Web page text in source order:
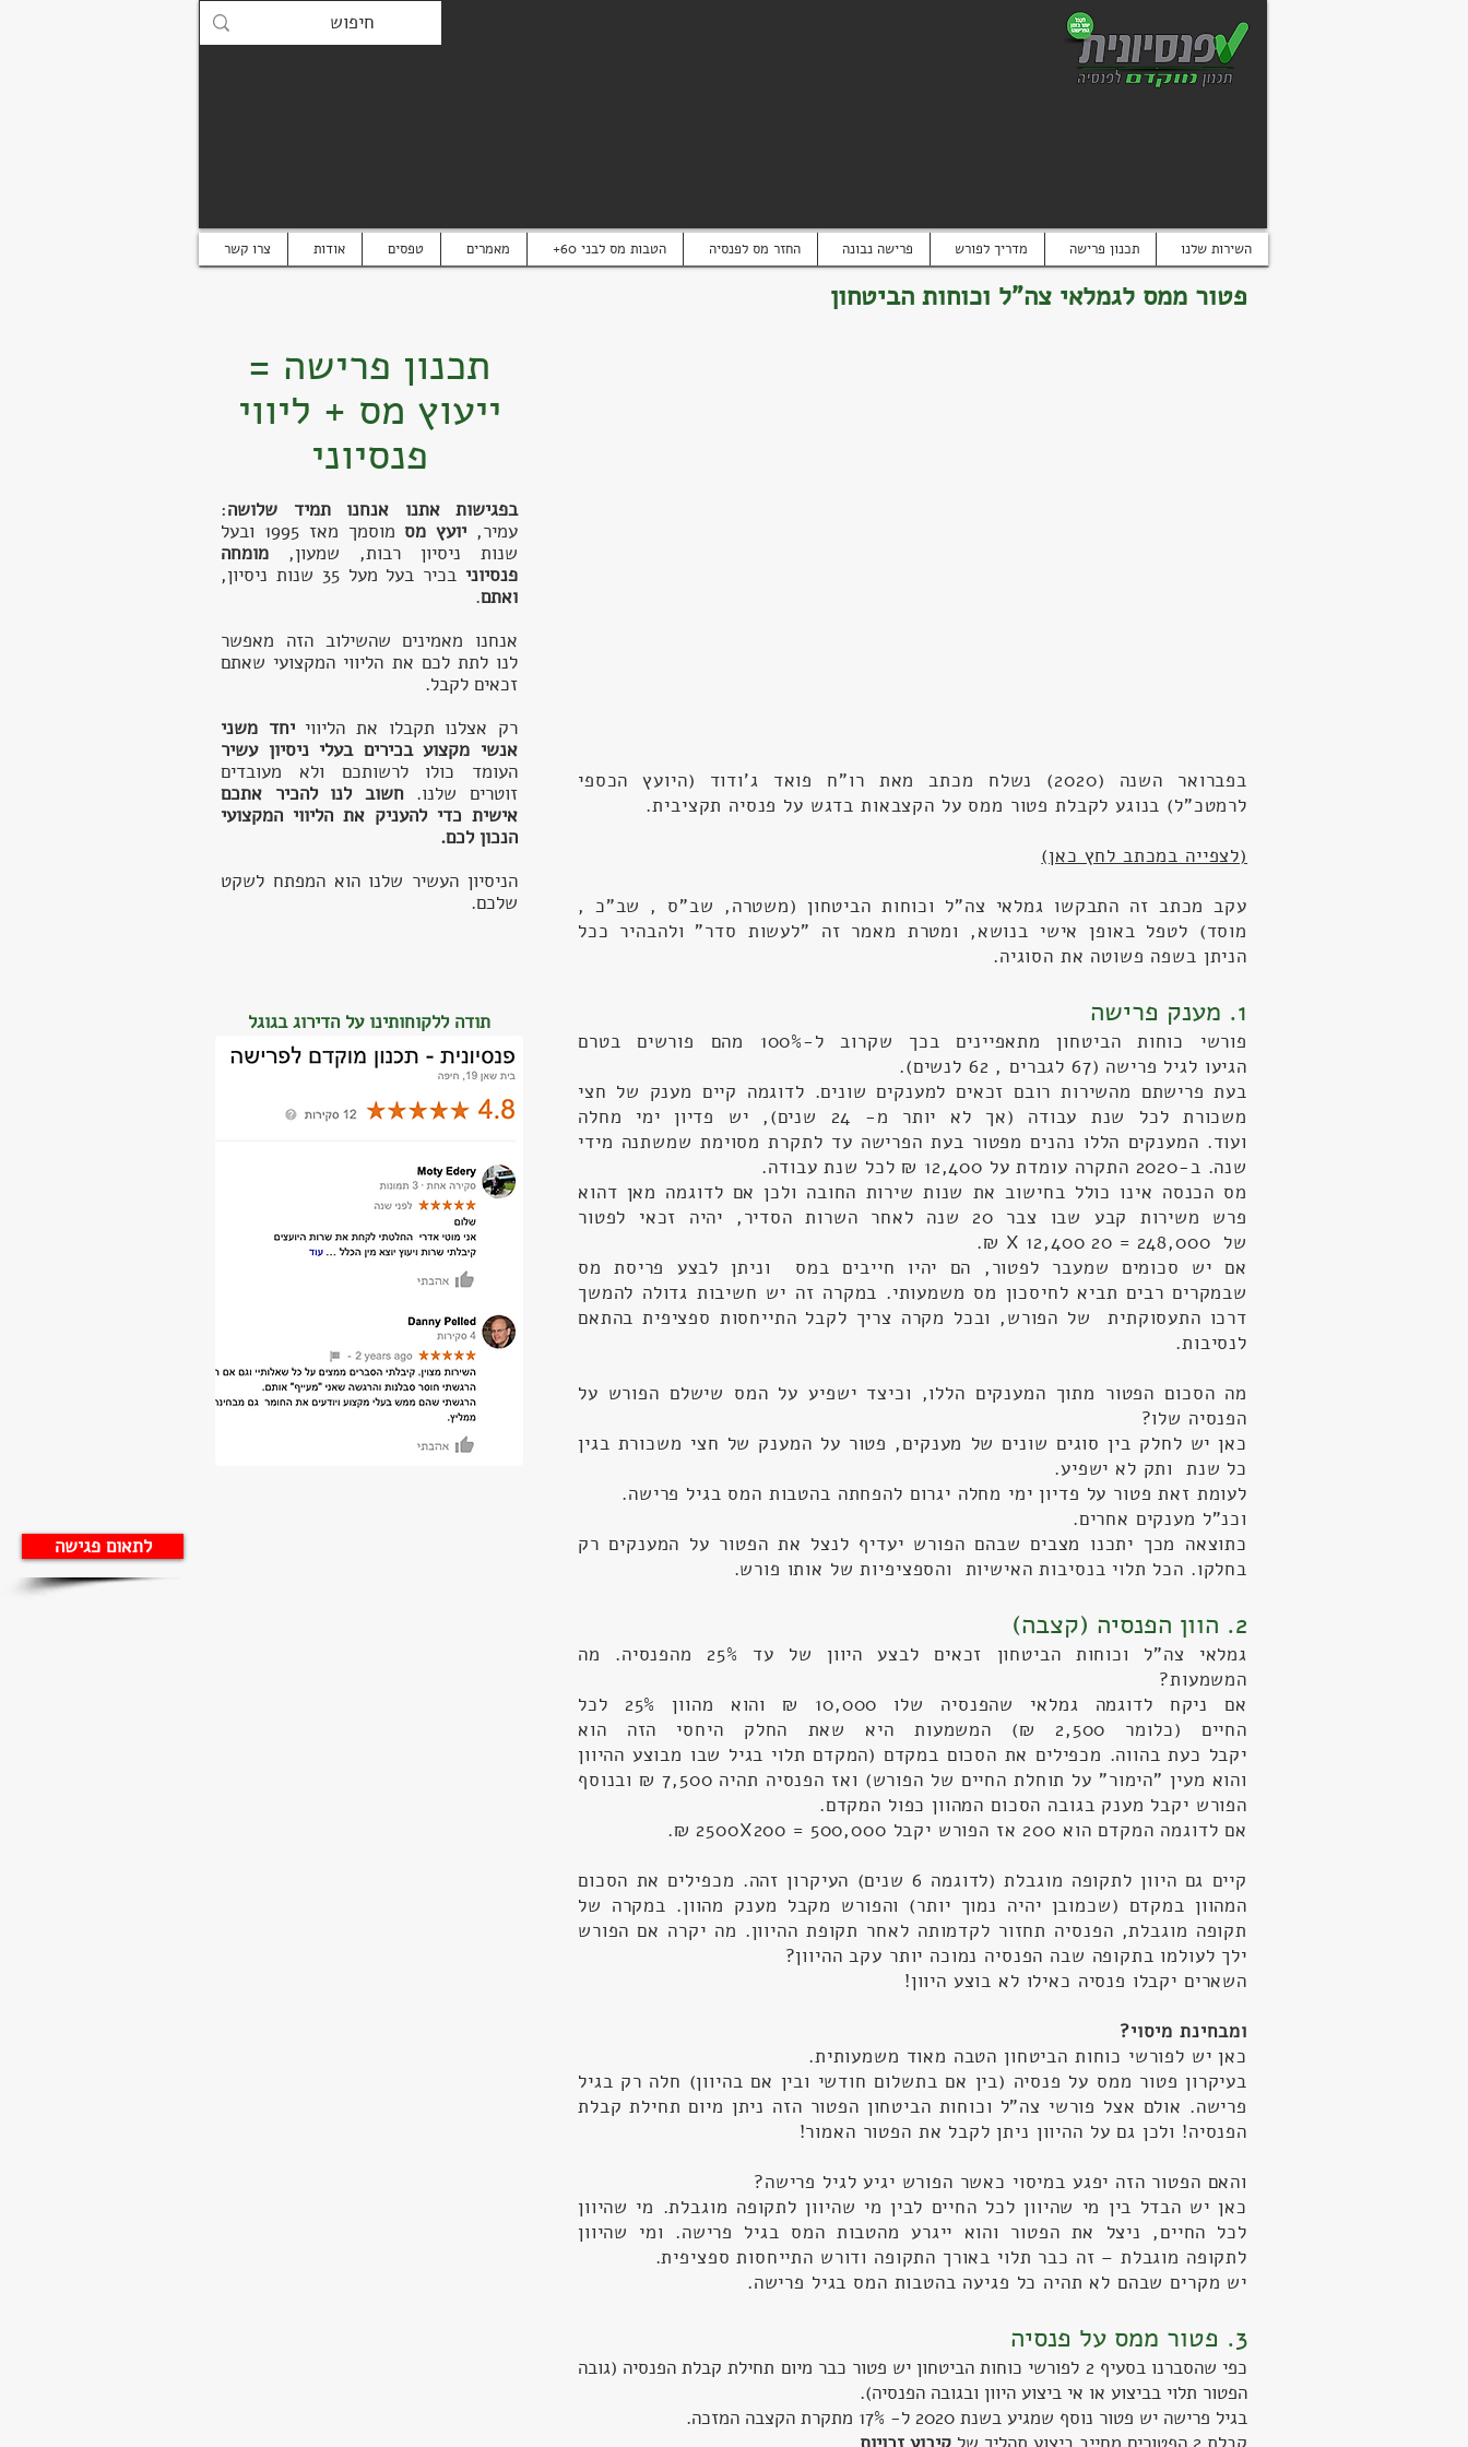
צרו קשר אודות טפסים מאמרים +הטבות מס לבני 60 החזר מס לפנסיה פרישה נבונה מדריך לפורש תכנון פרישה השירות שלנו
לתאום פגישה
פטור ממס לגמלאי צה"ל וכוחות הביטחון
תכנון פרישה =
ייעוץ מס + ליווי
פנסיוני
בפגישות אתנו אנחנו תמיד שלושה:
עמיר, יועץ מס מוסמך מאז 1995 ו
בעל
שנות ניסיון רבות, שמעון, מומחה
פנסיוני בכיר בעל מעל 35 שנות ניסיון,
ואתם.
אנחנו מאמינים שהשילוב הזה מאפשר
לנו לתת לכם את הליווי המקצועי שאתם
זכאים לקבל.
רק אצלנו תקבלו את הליווייחד משני
אנשי מקצוע בכירים בעלי ניסיון עשיר
העומד כולו לרשותכם ולא מעובדים
זוטרים שלנו.חשוב לנו להכיר אתכם
אישית כדי להעניק את הליווי המקצועי
הנכון לכם.
הניסיון העשיר שלנו הוא המפתח לשקט
שלכם.
תודה ללקוחותינו על הדירוג בגוגל
בפברואר השנה (2020) נשלח מכתב מאת רו"ח פואד ג'ודוד (היועץ הכספי
לרמטכ"ל) בנוגע לקבלת פטור ממס על הקצבאות בדגש על פנסיה תקציבית.
(לצפייה במכתב לחץ כאן)
עקב מכתב זה התבקשו גמלאי צה"ל וכוחות הביטחון (משטרה, שב"ס , שב"כ ,
מוסד) לטפל באופן אישי בנושא, ומטרת מאמר זה "לעשות סדר" ולהבהיר ככל
הניתן בשפה פשוטה את הסוגיה.
1. מענק פרישה
פורשי כוחות הביטחון מתאפיינים בכך שקרוב ל-100% מהם פורשים בטרם
הגיעו לגיל פרישה (67 לגברים , 62 לנשים).
בעת פרישתם מהשירות רובם זכאים למענקים שונים. לדוגמה קיים מענק של חצי
משכורת לכל שנת עבודה (אך לא יותר מ- 24 שנים), יש פדיון ימי מחלה
ועוד. המענקים הללו נהנים מפטור בעת הפרישה עד לתקרת מסוימת שמשתנה מידי
שנה. ב-2020 התקרה עומדת על 12,400 ₪ לכל שנת עבודה.
מס הכנסה אינו כולל בחישוב את שנות שירות החובה ולכן אם לדוגמה מאן דהוא
פרש משירות קבע שבו צבר 20 שנה לאחר השרות הסדיר, יהיה זכאי לפטור
של 248,000 = 20 X 12,400 ₪.
אם יש סכומים שמעבר לפטור, הם יהיו חייבים במס וניתן לבצע פריסת מס
שבמקרים רבים תביא לחיסכון מס משמעותי. במקרה זה יש חשיבות גדולה להמשך
דרכו התעסוקתית של הפורש, ובכל מקרה צריך לקבל התייחסות ספציפית בהתאם
לנסיבות.
מה הסכום הפטור מתוך המענקים הללו, וכיצד ישפיע על המס שישלם הפורש על
הפנסיה שלו?
כאן יש לחלק בין סוגים שונים של מענקים, פטור על המענק של חצי משכורת בגין
כל שנת ותק לא ישפיע.
לעומת זאת פטור על פדיון ימי מחלה יגרום להפחתה בהטבות המס בגיל פרישה.
וכנ"ל מענקים אחרים.
כתוצאה מכך יתכנו מצבים שבהם הפורש יעדיף לנצל את הפטור על המענקים רק
בחלקו. הכל תלוי בנסיבות האישיות והספציפיות של אותו פורש.
2. הוון הפנסיה (קצבה)
גמלאי צה"ל וכוחות הביטחון זכאים לבצע היוון של עד 25% מהפנסיה. מה
המשמעות?
אם ניקח לדוגמה גמלאי שהפנסיה שלו 10,000 ₪ והוא מהוון 25% לכל
החיים (כלומר 2,500 ₪) המשמעות היא שאת החלק היחסי הזה הוא
יקבל כעת בהווה. מכפילים את הסכום במקדם (המקדם תלוי בגיל שבו מבוצע ההיוון
והוא מעין "הימור" על תוחלת החיים של הפורש) ואז הפנסיה תהיה 7,500 ₪ ובנוסף
הפורש יקבל מענק בגובה הסכום המהוון כפול המקדם.
אם לדוגמה המקדם הוא 200 אז הפורש יקבל 500,000 = 2500X200
₪
.
קיים גם היוון לתקופה מוגבלת (לדוגמה 6 שנים) העיקרון זהה. מכפילים את הסכום
המהוון במקדם (שכמובן יהיה נמוך יותר) והפורש מקבל מענק מהוון. במקרה של
תקופה מוגבלת, הפנסיה תחזור לקדמותה לאחר תקופת ההיוון. מה יקרה אם הפורש
ילך לעולמו בתקופה שבה הפנסיה נמוכה יותר עקב ההיוון?
השארים יקבלו פנסיה כאילו לא בוצע היוון!
ומבחינת מיסוי?
כאן יש לפורשי כוחות הביטחון הטבה מאוד משמעותית.
בעיקרון פטור ממס על פנסיה (בין אם בתשלום חודשי ובין אם בהיוון) חלה רק בגיל
פרישה. אולם אצל פורשי צה"ל וכוחות הביטחון הפטור הזה ניתן מיום תחילת קבלת
הפנסיה! ולכן גם על ההיוון ניתן לקבל את הפטור האמור!
והאם הפטור הזה יפגע במיסוי כאשר הפורש יגיע לגיל פרישה?
כאן יש הבדל בין מי שהיוון לכל החיים לבין מי שהיוון לתקופה מוגבלת. מי שהיוון
לכל החיים, ניצל את הפטור והוא ייגרע מהטבות המס בגיל פרישה. ומי שהיוון
לתקופה מוגבלת – זה כבר תלוי באורך התקופה ודורש התייחסות ספציפית.
יש מקרים שבהם לא תהיה כל פגיעה בהטבות המס בגיל פרישה.
3. פטור ממס על פנסיה
כפי שהסברנו בסעיף 2 לפורשי כוחות הביטחון יש פטור כבר מיום תחילת קבלת הפנסיה (גובה
הפטור תלוי בביצוע או אי ביצוע היוון ובגובה הפנסיה).
בגיל פרישה יש פטור נוסף שמגיע בשנת 2020 ל- 17% מתקרת הקצבה המזכה.